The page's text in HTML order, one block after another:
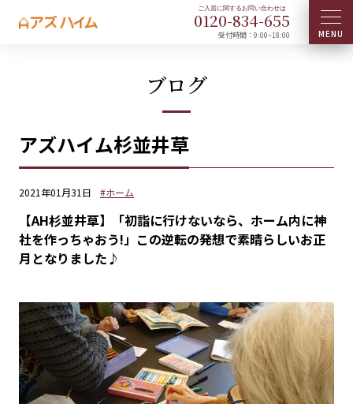
0120-834-655
受付時間：9:00~18:00
ブログ
アズハイム杉並井草
2021年01月31日 #ホーム
【AH杉並井草】「初詣に行けないなら、ホーム内に神
社を作っちゃおう!」この逆転の発想で素晴らしいお正
月となりました♪